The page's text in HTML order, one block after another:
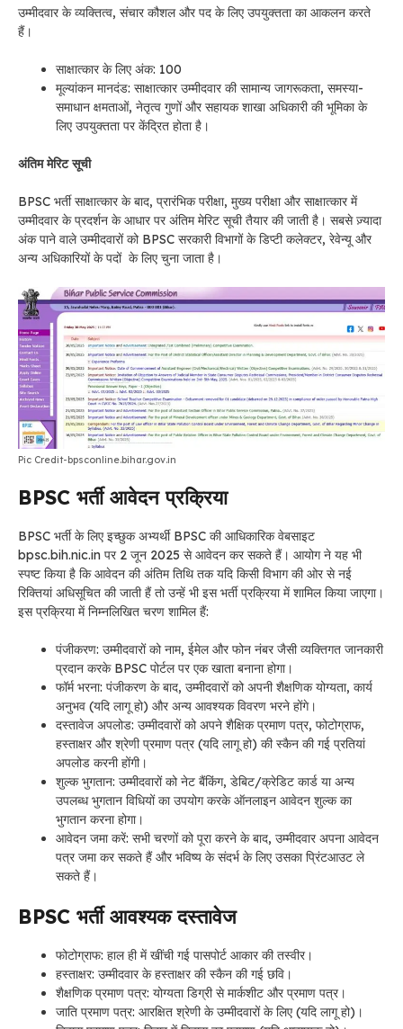
उम्मीदवार के व्यक्तित्व, संचार कौशल और पद के लिए उपयुक्तता का आकलन करते
हैं।
साक्षात्कार के लिए अंक: 100
मूल्यांकन मानदंड: साक्षात्कार उम्मीदवार की सामान्य जागरूकता, समस्या-
समाधान क्षमताओं, नेतृत्व गुणों और सहायक शाखा अधिकारी की भूमिका के
लिए उपयुक्तता पर केंद्रित होता है।
अंतिम मेरिट सूची
BPSC भर्ती साक्षात्कार के बाद, प्रारंभिक परीक्षा, मुख्य परीक्षा और साक्षात्कार में
उम्मीदवार के प्रदर्शन के आधार पर अंतिम मेरिट सूची तैयार की जाती है। सबसे ज़्यादा
अंक पाने वाले उम्मीदवारों को BPSC सरकारी विभागों के डिप्टी कलेक्टर, रेवेन्यू और
अन्य अधिकारियों के पदों के लिए चुना जाता है।
Pic Credit-bpsconline.bihar.gov.in
BPSC भर्ती आवेदन प्रक्रिया
BPSC भर्ती के लिए इच्छुक अभ्यर्थी BPSC की आधिकारिक वेबसाइट
bpsc.bih.nic.in पर 2 जून 2025 से आवेदन कर सकते हैं। आयोग ने यह भी
स्पष्ट किया है कि आवेदन की अंतिम तिथि तक यदि किसी विभाग की ओर से नई
रिक्तियां अधिसूचित की जाती हैं तो उन्हें भी इस भर्ती प्रक्रिया में शामिल किया जाएगा।
इस प्रक्रिया में निम्नलिखित चरण शामिल हैं:
पंजीकरण: उम्मीदवारों को नाम, ईमेल और फोन नंबर जैसी व्यक्तिगत जानकारी
प्रदान करके BPSC पोर्टल पर एक खाता बनाना होगा।
फॉर्म भरना: पंजीकरण के बाद, उम्मीदवारों को अपनी शैक्षणिक योग्यता, कार्य
अनुभव (यदि लागू हो) और अन्य आवश्यक विवरण भरने होंगे।
दस्तावेज अपलोड: उम्मीदवारों को अपने शैक्षिक प्रमाण पत्र, फोटोग्राफ,
हस्ताक्षर और श्रेणी प्रमाण पत्र (यदि लागू हो) की स्कैन की गई प्रतियां
अपलोड करनी होंगी।
शुल्क भुगतान: उम्मीदवारों को नेट बैंकिंग, डेबिट/क्रेडिट कार्ड या अन्य
उपलब्ध भुगतान विधियों का उपयोग करके ऑनलाइन आवेदन शुल्क का
भुगतान करना होगा।
आवेदन जमा करें: सभी चरणों को पूरा करने के बाद, उम्मीदवार अपना आवेदन
पत्र जमा कर सकते हैं और भविष्य के संदर्भ के लिए उसका प्रिंटआउट ले
सकते हैं।
BPSC भर्ती आवश्यक दस्तावेज
फोटोग्राफ: हाल ही में खींची गई पासपोर्ट आकार की तस्वीर।
हस्ताक्षर: उम्मीदवार के हस्ताक्षर की स्कैन की गई छवि।
शैक्षणिक प्रमाण पत्र: योग्यता डिग्री से मार्कशीट और प्रमाण पत्र।
जाति प्रमाण पत्र: आरक्षित श्रेणी के उम्मीदवारों के लिए (यदि लागू हो)।